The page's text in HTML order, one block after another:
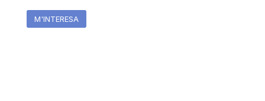
M'INTERESA